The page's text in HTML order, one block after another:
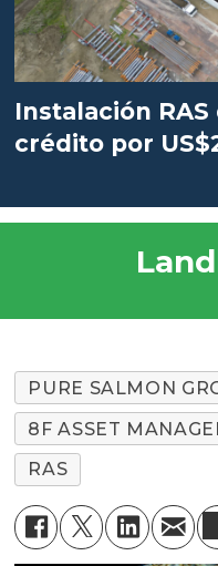
Instalación
crédito por
PURE SALMON
8F ASSET
RAS